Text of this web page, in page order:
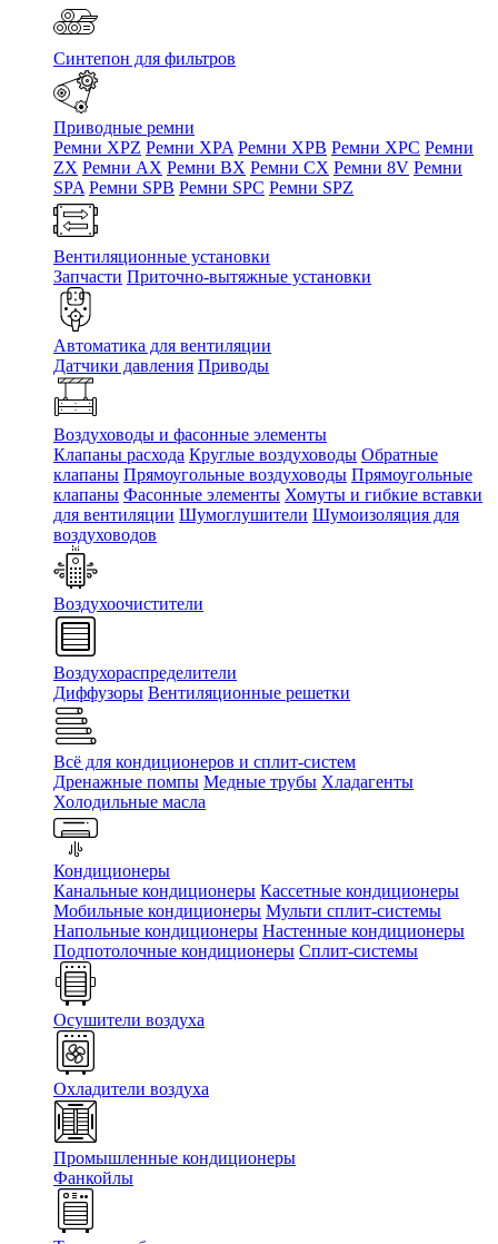
Синтепон для фильтров
Приводные ремни
Ремни XPZ Ремни XPA Ремни XPB Ремни XPC Ремни
ZX Ремни AX Ремни BX Ремни CX Ремни 8V Ремни
SPA Ремни SPB Ремни SPC Ремни SPZ
Вентиляционные установки
Запчасти Приточно-вытяжные установки
Автоматика для вентиляции
Датчики давления Приводы
Воздуховоды и фасонные элементы
Клапаны расхода Круглые воздуховоды Обратные
клапаны Прямоугольные воздуховоды Прямоугольные
клапаны Фасонные элементы Хомуты и гибкие вставки
для вентиляции Шумоглушители Шумоизоляция для
воздуховодов
Воздухоочистители
Воздухораспределители
Диффузоры Вентиляционные решетки
Всё для кондиционеров и сплит-систем
Дренажные помпы Медные трубы Хладагенты
Холодильные масла
Кондиционеры
Канальные кондиционеры Кассетные кондиционеры
Мобильные кондиционеры Мульти сплит-системы
Напольные кондиционеры Настенные кондиционеры
Подпотолочные кондиционеры Сплит-системы
Осушители воздуха
Охладители воздуха
Промышленные кондиционеры
Фанкойлы